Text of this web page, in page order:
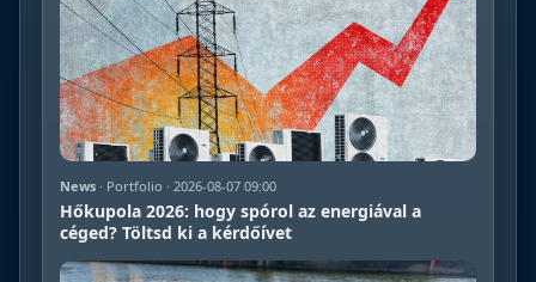
News · Portfolio · 2026-08-07 09:00
Hőkupola 2026: hogy spórol az energiával a
céged? Töltsd ki a kérdőívet